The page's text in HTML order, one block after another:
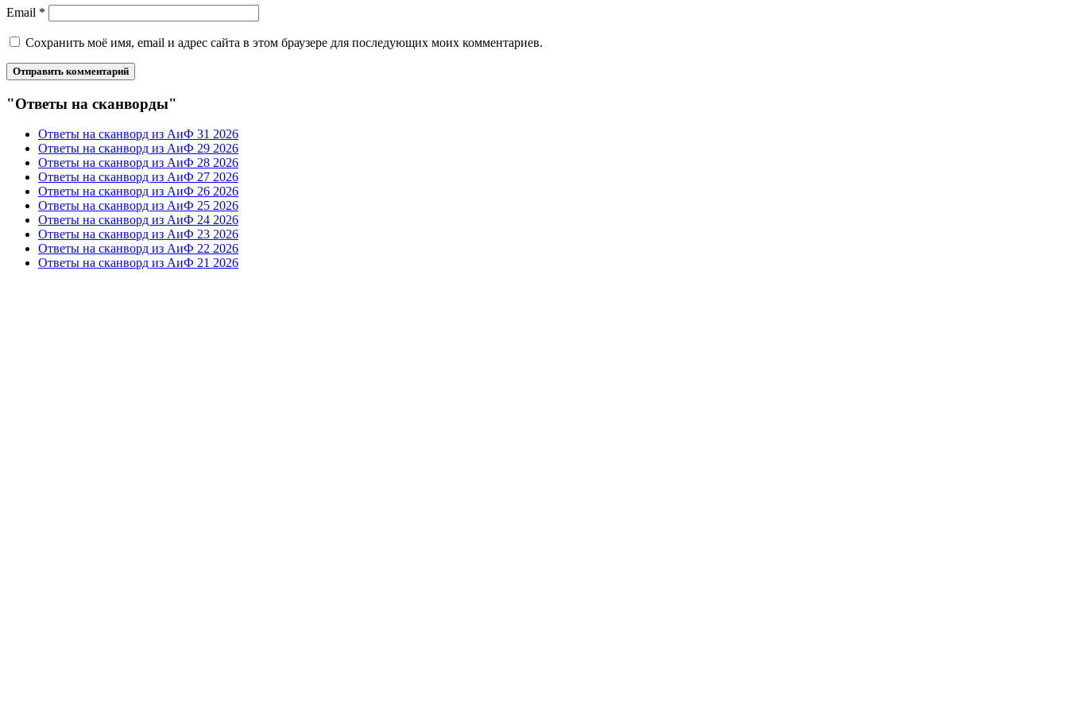
Email *
Сохранить моё имя, email и адрес сайта в этом браузере для последующих моих комментариев.
"Ответы на сканворды"
Ответы на сканворд из АиФ 31 2026
Ответы на сканворд из АиФ 29 2026
Ответы на сканворд из АиФ 28 2026
Ответы на сканворд из АиФ 27 2026
Ответы на сканворд из АиФ 26 2026
Ответы на сканворд из АиФ 25 2026
Ответы на сканворд из АиФ 24 2026
Ответы на сканворд из АиФ 23 2026
Ответы на сканворд из АиФ 22 2026
Ответы на сканворд из АиФ 21 2026